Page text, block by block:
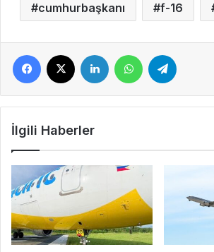
cumhurbaşkanı f-16
Facebook LinkedIn WhatsApp
İlgili Haberler